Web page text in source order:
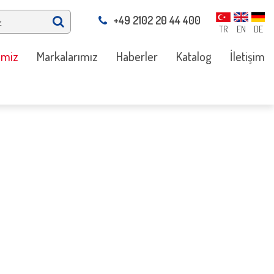
TR EN DE
+49 2102 20 44 400
Markalarımız Haberler Katalog İletişim